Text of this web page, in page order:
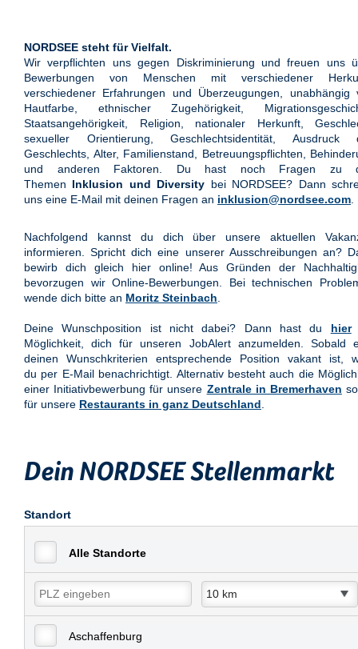
NORDSEE steht für Vielfalt.
Wir verpflichten uns gegen Diskriminierung und freuen uns
Bewerbungen von Menschen mit verschiedener
verschiedener Erfahrungen und Überzeugungen, unabhängig
Hautfarbe, ethnischer Zugehörigkeit,
Staatsangehörigkeit, Religion, nationaler Herkunft,
sexueller Orientierung, Geschlechtsidentität, Ausdruck
Geschlechts, Alter, Familienstand, Betreuungspflichten,
und anderen Faktoren. Du hast noch Fragen zu
Themen Inklusion und Diversity bei NORDSEE? Dann
uns eine E-Mail mit deinen Fragen an inklusion@nordsee.com
Nachfolgend kannst du dich über unsere aktuellen
informieren. Spricht dich eine unserer Ausschreibungen an?
bewirb dich gleich hier online! Aus Gründen der
bevorzugen wir Online-Bewerbungen. Bei technischen
wende dich bitte an Moritz Steinbach
Deine Wunschposition ist nicht dabei? Dann hast du hier
Möglichkeit, dich für unseren JobAlert anzumelden. Sobald
deinen Wunschkriterien entsprechende Position vakant ist,
du per E-Mail benachrichtigt. Alternativ besteht auch die
einer Initiativbewerbung für unsere Zentrale in Bremerhaven
für unsere Restaurants in ganz Deutschland
Dein NORDSEE Stellenmarkt
Standort
Alle Standorte
Aschaffenburg